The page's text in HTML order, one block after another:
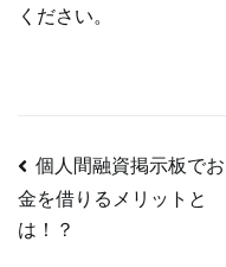
ください。
投
稿
個人間融資掲示板でお
金を借りるメリットと
は！？